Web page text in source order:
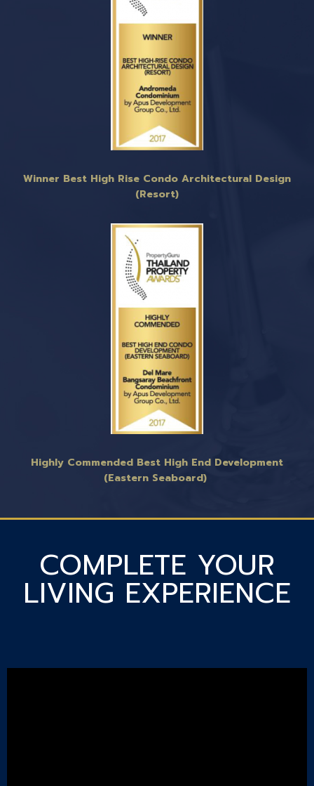
Winner Best High Rise Condo Architectural Design
(Resort)
Highly Commended Best High End Development
(Eastern Seaboard)
COMPLETE YOUR
LIVING EXPERIENCE